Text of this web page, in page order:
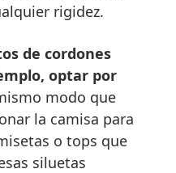
rigidez.
de cordones
optar por
modo que
la camisa para
o tops que
siluetas